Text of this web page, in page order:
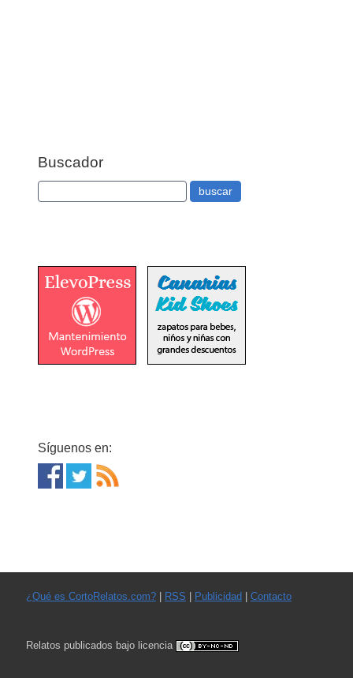
Buscador
Síguenos en:
¿Qué es CortoRelatos.com?| RSS Publicidad Contacto
Relatos publicados bajo licencia